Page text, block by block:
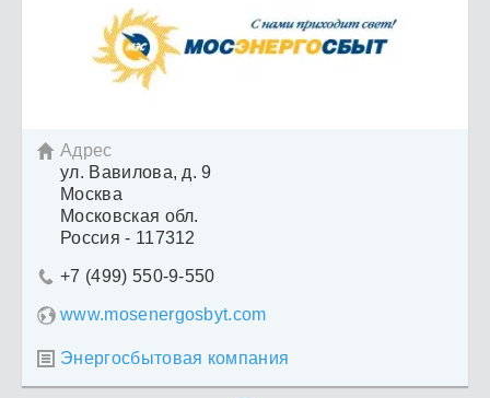
 Адрес
ул. Вавилова, д. 9
Москва
Московская обл.
Россия - 117312
 +7 (499) 550-9-550
www.mosenergosbyt.com
 Энергосбытовая компания